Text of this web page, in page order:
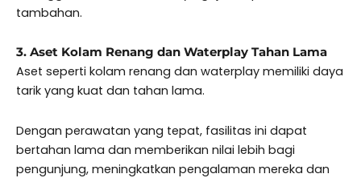
tambahan.
3. Aset Kolam Renang dan Waterplay Tahan Lama
Aset seperti kolam renang dan waterplay memiliki daya
tarik yang kuat dan tahan lama.
Dengan perawatan yang tepat, fasilitas ini dapat
bertahan lama dan memberikan nilai lebih bagi
pengunjung, meningkatkan pengalaman mereka dan